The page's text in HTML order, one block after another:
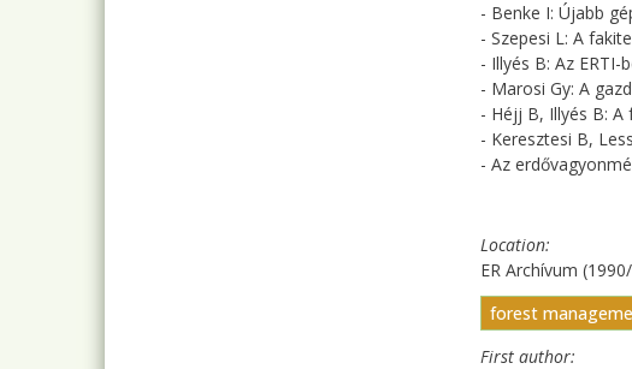
- Benke I: Újabb
- Szepesi L: A
- Illyés B: Az
- Marosi Gy: A
- Héjj B, Illyés B:
- Keresztesi B,
- Az
Location
ER Archívum
forest
First author